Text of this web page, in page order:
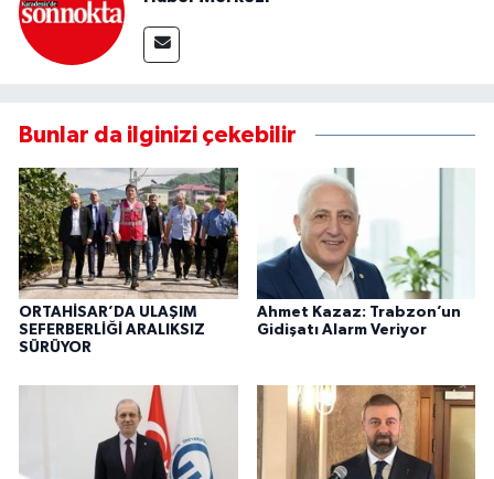
Bunlar da ilginizi çekebilir
ORTAHİSAR’DA ULAŞIM
SEFERBERLİĞİ ARALIKSIZ
SÜRÜYOR
Ahmet Kazaz: Trabzon’un
Gidişatı Alarm Veriyor